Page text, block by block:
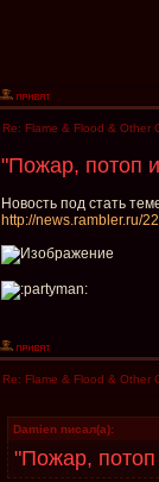
Re: Flame & Flood & Other
"Пожар, потоп
Новость под стать
http://news.rambler.ru/
Re: Flame & Flood & Other
Damien писал(а):
"Пожар,